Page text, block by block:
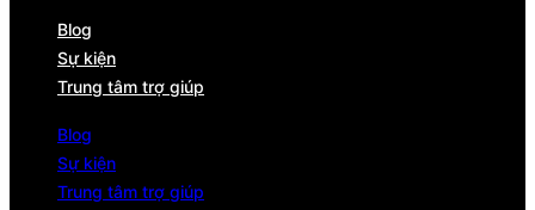
Blog
Sự kiện
Trung tâm trợ giúp
Blog
Sự kiện
Trung tâm trợ giúp